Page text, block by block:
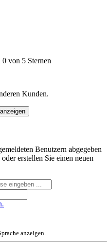
von 5 Sternen
Kunden.
Benutzern abgegeben
erstellen Sie einen neuen
anzeigen.